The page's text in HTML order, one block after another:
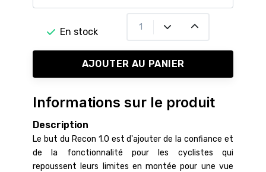
En stock
AJOUTER AU PANIER
Informations sur le produit
Description
Le but du Recon 1.0 est d'ajouter de la confiance et
de la fonctionnalité pour les cyclistes qui
repoussent leurs limites en montée pour une vue